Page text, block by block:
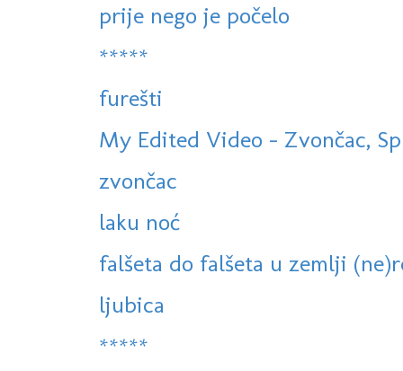
prije nego je počelo
*****
furešti
My Edited Video - Zvončac,
zvončac
laku noć
falšeta do falšeta u zemlji
ljubica
*****